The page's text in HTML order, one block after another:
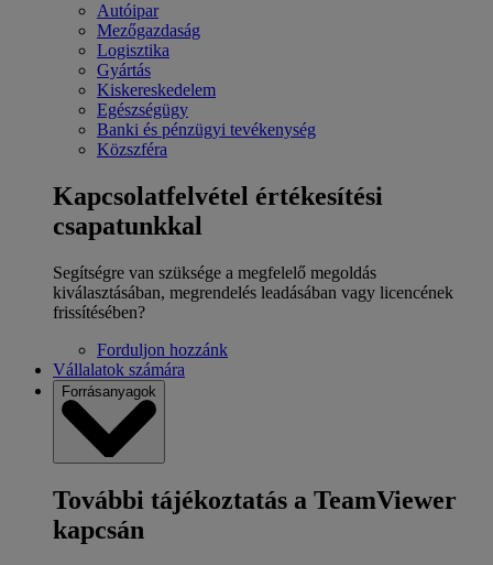
Autóipar
Mezőgazdaság
Logisztika
Gyártás
Kiskereskedelem
Egészségügy
Banki és pénzügyi tevékenység
Közszféra
Kapcsolatfelvétel értékesítési
csapatunkkal
Segítségre van szüksége a megfelelő megoldás
kiválasztásában, megrendelés leadásában vagy licencének
frissítésében?
Forduljon hozzánk
Vállalatok számára
Forrásanyagok
További tájékoztatás a TeamViewer
kapcsán